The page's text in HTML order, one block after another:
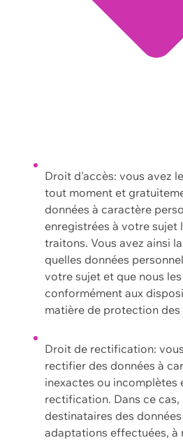
Droit d'accès: vous avez
tout moment et
données à caractère
enregistrées à votre sujet
traitons. Vous avez ainsi
quelles données
votre sujet et que nous
conformément aux
matière de protection des
Droit de rectification:
rectifier des données à
inexactes ou incomplètes
rectification. Dans ce
destinataires des
adaptations effectuées, à